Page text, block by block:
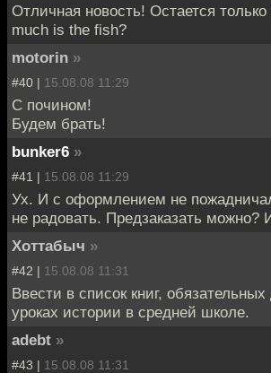
Отличная новость! Остается
much is the fish?
motorin »
#40 | 15.08.08 11:29
С почином!
Будем брать!
bunker6 »
#41 | 15.08.08 11:29
Ух. И с оформлением не
не радовать. Предзаказать можно?
Хоттабыч »
#42 | 15.08.08 11:31
Ввести в список книг,
уроках истории в средней школе.
adebt »
#43 | 15.08.08 11:31